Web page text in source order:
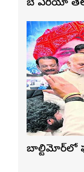
బే ఏరియా
బాల్టిమోర్‌లో